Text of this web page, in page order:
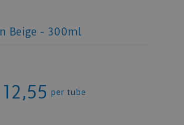
Beige - 300ml
12,55 per tube